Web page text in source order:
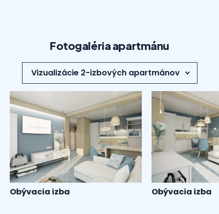
Fotogaléria apartmánu
Obývacia izba Obývacia izba